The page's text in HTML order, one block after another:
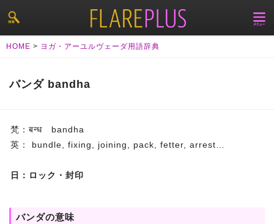
HOME > ヨガ・アーユルヴェーダ用語辞典
バンダ bandha
梵：बन्ध bandha
英： bundle, fixing, joining, pack, fetter, arrest…
日：ロック・封印
バンダの意味